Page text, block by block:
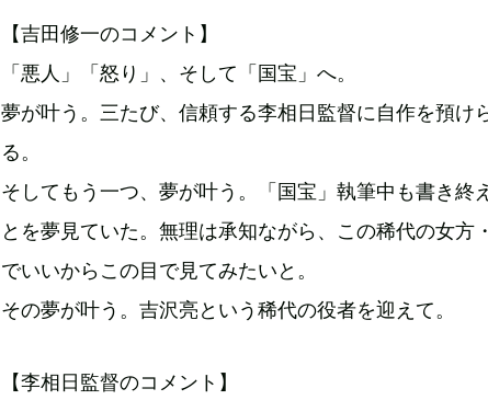
【吉田修一のコメント】
「悪人」「怒り」、そして「国宝」へ。
夢が叶う。三たび、信頼する李相日監督に自作を預け
る。
そしてもう一つ、夢が叶う。「国宝」執筆中も書き終
とを夢見ていた。無理は承知ながら、この稀代の女方
でいいからこの目で見てみたいと。
その夢が叶う。吉沢亮という稀代の役者を迎えて。
【李相日監督のコメント】